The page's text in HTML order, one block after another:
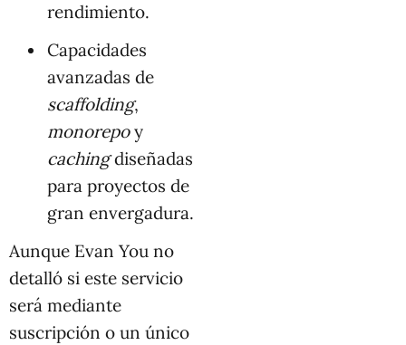
rendimiento.
Capacidades
avanzadas de
scaffolding,
monorepoy
cachingdiseñadas
para proyectos de
gran envergadura.
Aunque Evan You no
detalló si este servicio
será mediante
suscripción o un único